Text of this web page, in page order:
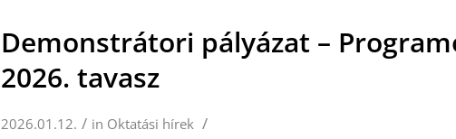
Demonstrátori pályázat –
2026. tavasz
2026.01.12. / in Oktatási hírek /